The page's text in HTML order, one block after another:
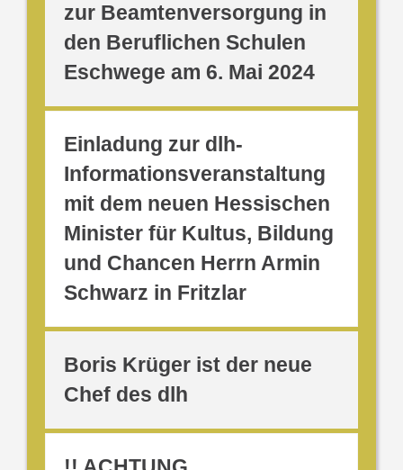
zur Beamtenversorgung in
den Beruflichen Schulen
Eschwege am 6. Mai 2024
Einladung zur dlh-
Informationsveranstaltung
mit dem neuen Hessischen
Minister für Kultus, Bildung
und Chancen Herrn Armin
Schwarz in Fritzlar
Boris Krüger ist der neue
Chef des dlh